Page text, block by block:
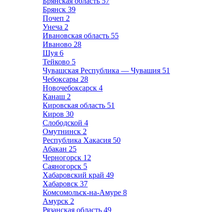
Брянск 39
Почеп 2
Унеча 2
Ивановская область 55
Иваново 28
Шуя 6
Тейково 5
Чувашская Республика — Чувашия 51
Чебоксары 28
Новочебоксарск 4
Канаш 2
Кировская область 51
Киров 30
Слободской 4
Омутнинск 2
Республика Хакасия 50
Абакан 25
Черногорск 12
Саяногорск 5
Хабаровский край 49
Хабаровск 37
Комсомольск-на-Амуре 8
Амурск 2
Рязанская область 49